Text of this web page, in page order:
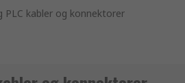
PLC kabler og konnektorer